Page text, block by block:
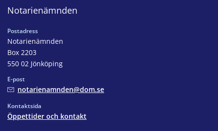
Notarienämnden
Postadress
Notarienämnden
Box 2203
550 02 Jönköping
E-post
notarienamnden@dom.se
Kontaktsida
Öppettider och kontakt